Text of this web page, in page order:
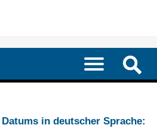
in deutscher Sprache: